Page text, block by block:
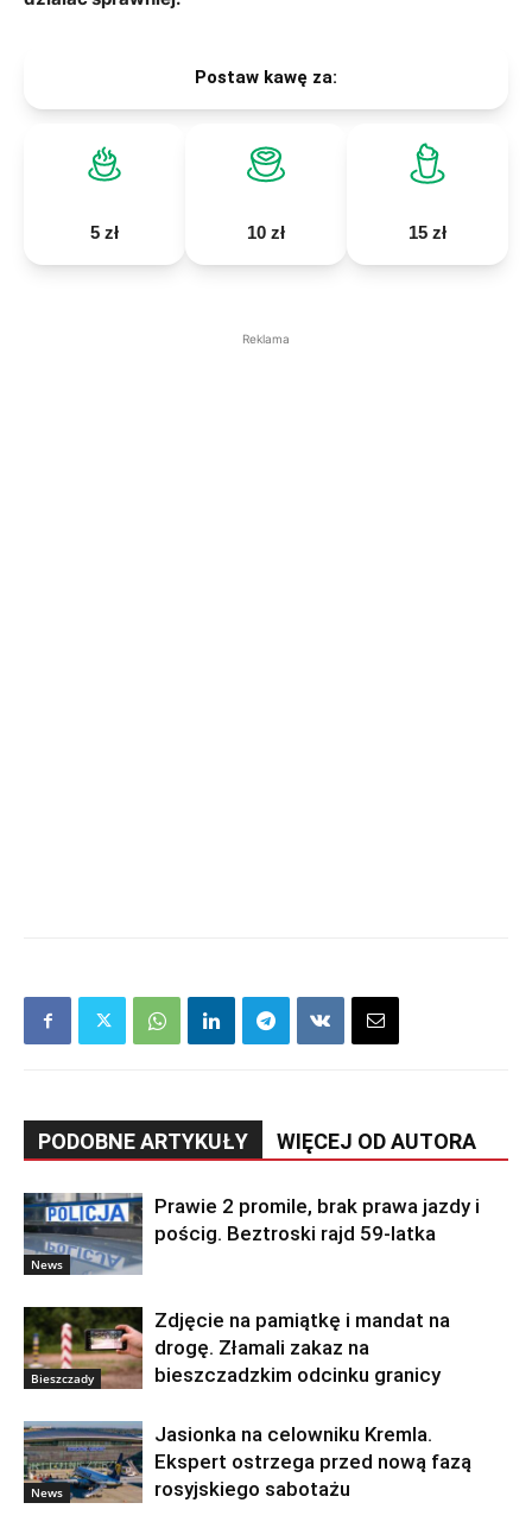
Postaw kawę za:
5 zł 10 zł 15 zł
Reklama
PODOBNE ARTYKUŁY WIĘCEJ OD AUTORA
News
Prawie 2 promile, brak prawa jazdy i
pościg. Beztroski rajd 59-latka
Bieszczady
Zdjęcie na pamiątkę i mandat na
drogę. Złamali zakaz na
bieszczadzkim odcinku granicy
News
Jasionka na celowniku Kremla.
Ekspert ostrzega przed nową fazą
rosyjskiego sabotażu